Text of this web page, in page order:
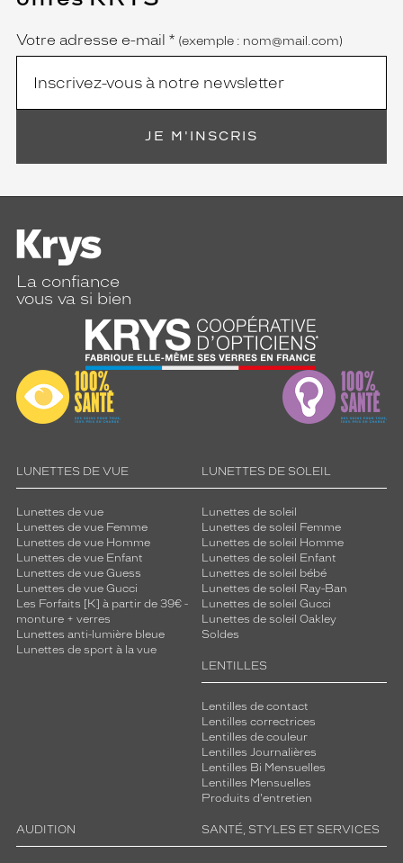
Votre adresse e-mail * (exemple : nom@mail.com)
JE M'INSCRIS
La confiance
vous va si bien
LUNETTES DE VUE
Lunettes de vue
Lunettes de vue Femme
Lunettes de vue Homme
Lunettes de vue Enfant
Lunettes de vue Guess
Lunettes de vue Gucci
Les Forfaits [K] à partir de 39€ -
monture + verres
Lunettes anti-lumière bleue
Lunettes de sport à la vue
LUNETTES DE SOLEIL
Lunettes de soleil
Lunettes de soleil Femme
Lunettes de soleil Homme
Lunettes de soleil Enfant
Lunettes de soleil bébé
Lunettes de soleil Ray-Ban
Lunettes de soleil Gucci
Lunettes de soleil Oakley
Soldes
LENTILLES
Lentilles de contact
Lentilles correctrices
Lentilles de couleur
Lentilles Journalières
Lentilles Bi Mensuelles
Lentilles Mensuelles
Produits d'entretien
AUDITION SANTÉ, STYLES ET SERVICES